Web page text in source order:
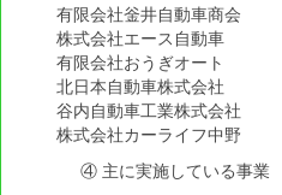
商品情報
オイル類
BPカストロールオイル
ガルフオイル
有限会社釡井自動車商会
株式会社エース自動車
有限会社おうぎオート
北日本自動車株式会社
谷内自動車工業株式会社
株式会社カーライフ中野
④ 主に実施している事業